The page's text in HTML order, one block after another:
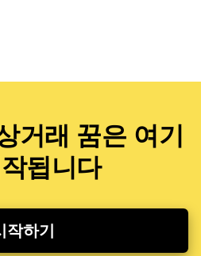
거래 꿈은 여기
됩니다
작하기